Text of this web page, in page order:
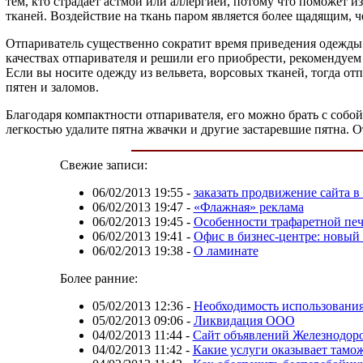
тканей. Воздействие на ткань паром является более
Отпариватель существенно сократит время приведения
качествах отпаривателя и решили его приобрести,
Если вы носите одежду из вельвета, ворсовых тканей, тогда
пятен и заломов.
Благодаря компактности отпаривателя, его можно брать с
легкостью удалите пятна жвачки и другие застаревшие
Свежие записи:
06/02/2013 19:55- заказать продвижение сайта
06/02/2013 19:47- «Флажная» реклама
06/02/2013 19:45- Особенности трафаретной
06/02/2013 19:41 - Офис в бизнес-центре: новый
06/02/2013 19:38- О ламинате
Более ранние:
05/02/2013 12:36- Необходимость
05/02/2013 09:06- Ликвидация ООО
04/02/2013 11:44- Сайт объявлений
04/02/2013 11:42 - Какие услуги оказывает